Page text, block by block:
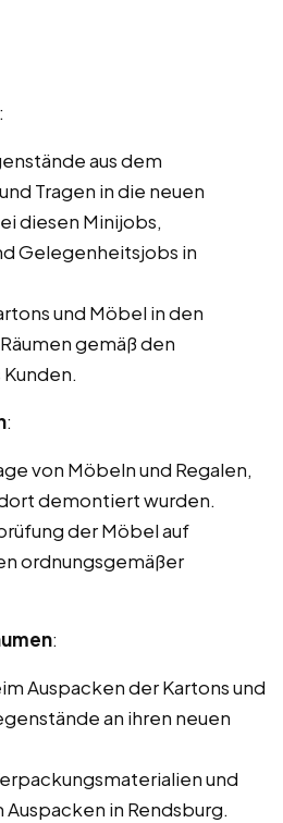
:
aus dem
Tragen in die neuen
diesen Minijobs,
Gelegenheitsjobs in
und Möbel in den
gemäß den
:
von Möbeln und Regalen,
demontiert wurden.
der Möbel auf
ordnungsgemäßer
:
Auspacken der Kartons und
an ihren neuen
und
Auspacken in Rendsburg.